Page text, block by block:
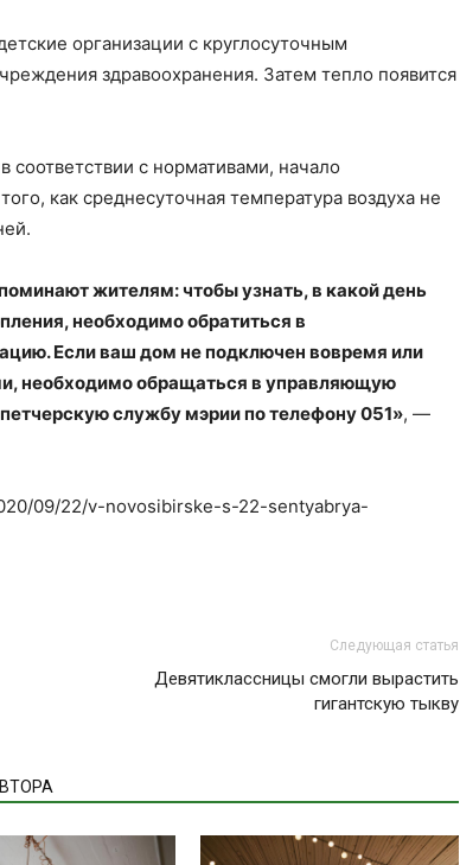
организации с круглосуточным
здравоохранения. Затем тепло появится
с нормативами, начало
как среднесуточная температура воздуха не
жителям: чтобы узнать, в какой день
необходимо обратиться в
Если ваш дом не подключен вовремя или
необходимо обращаться в управляющую
службу мэрии по телефону 051», —
09/22/v-novosibirske-s-22-sentyabrya-
Следующая статья
Девятиклассницы смогли вырастить
гигантскую тыкву